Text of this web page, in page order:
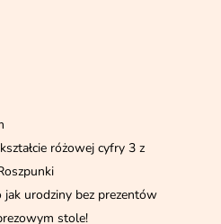
różowej cyfry 3 z
jak urodziny bez prezentów
stole!